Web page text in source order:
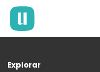
Explorar